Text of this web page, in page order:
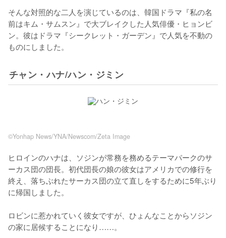
そんな対照的な二人を演じているのは、韓国ドラマ『私の名
前はキム・サムスン』で大ブレイクした人気俳優・ヒョンビ
ン。彼はドラマ『シークレット・ガーデン』で人気を不動の
ものにしました。
チャン・ハナ/ハン・ジミン
©Yonhap News/YNA/Newscom/Zeta Image
ヒロインのハナは、ソジンが常務を務めるテーマパークのサ
ーカス団の団長。初代団長の娘の彼女はアメリカでの修行を
終え、落ちぶれたサーカス団の立て直しをするために5年ぶり
に帰国しました。
ロビンに惹かれていく彼女ですが、ひょんなことからソジン
の家に居候することになり……。